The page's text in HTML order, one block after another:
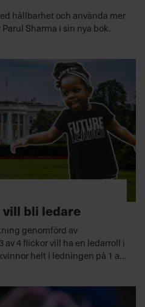
hållbarhet och använda mer
Sharma i sin nya bok.
bli ledare
genomförd av
av 4 flickor vill ha en ledarroll i
helt i ledningen på 1 av